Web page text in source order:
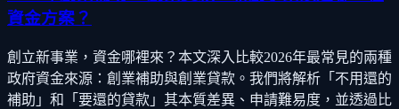
資金方案？
創立新事業，資金哪裡來？本文深入比較2026年最常見的兩種
政府資金來源：創業補助與創業貸款。我們將解析「不用還的
補助」和「要還的貸款」其本質差異、申請難易度，並透過比